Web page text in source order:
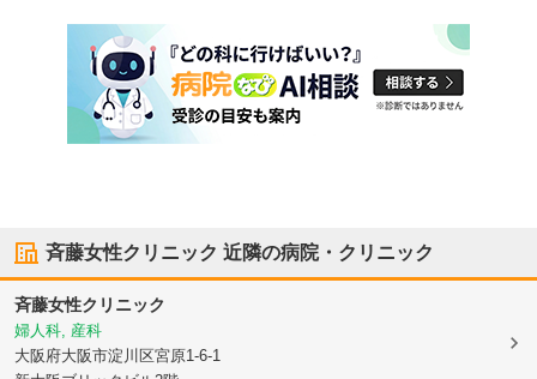
斉藤女性クリニック 近隣の病院・クリニック
斉藤女性クリニック
婦人科, 産科
大阪府大阪市淀川区宮原1-6-1